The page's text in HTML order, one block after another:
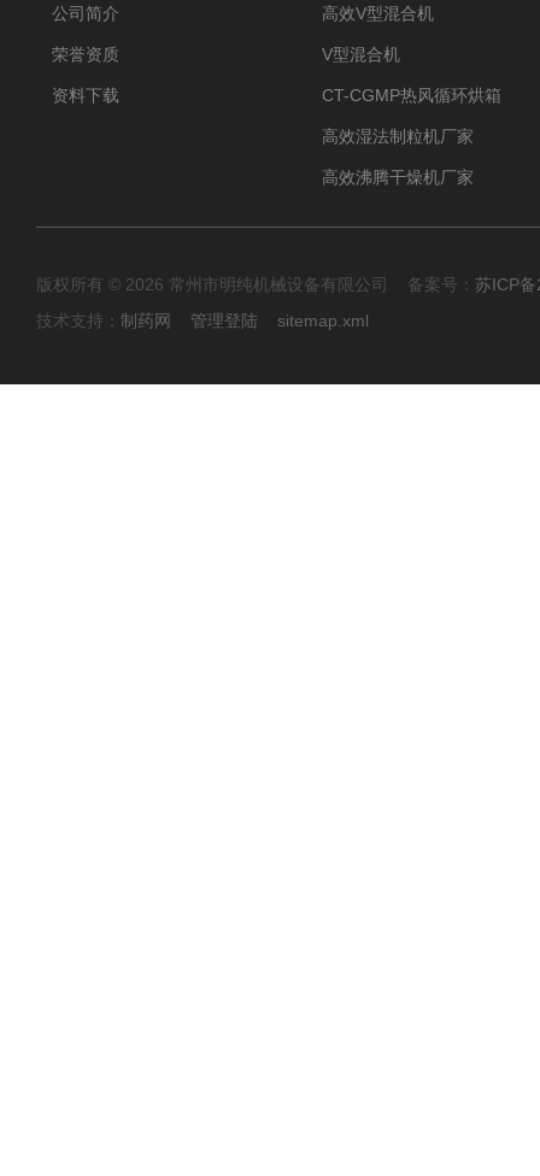
公司简介
荣誉资质
资料下载
高效V型混合机
V型混合机
CT-CGMP热风循环烘箱
高效湿法制粒机厂家
高效沸腾干燥机厂家
版权所有 © 2026 常州市明纯机械设备有限公司 备案号： 苏ICP
技术支持： 制药网 管理登陆 sitemap.xml